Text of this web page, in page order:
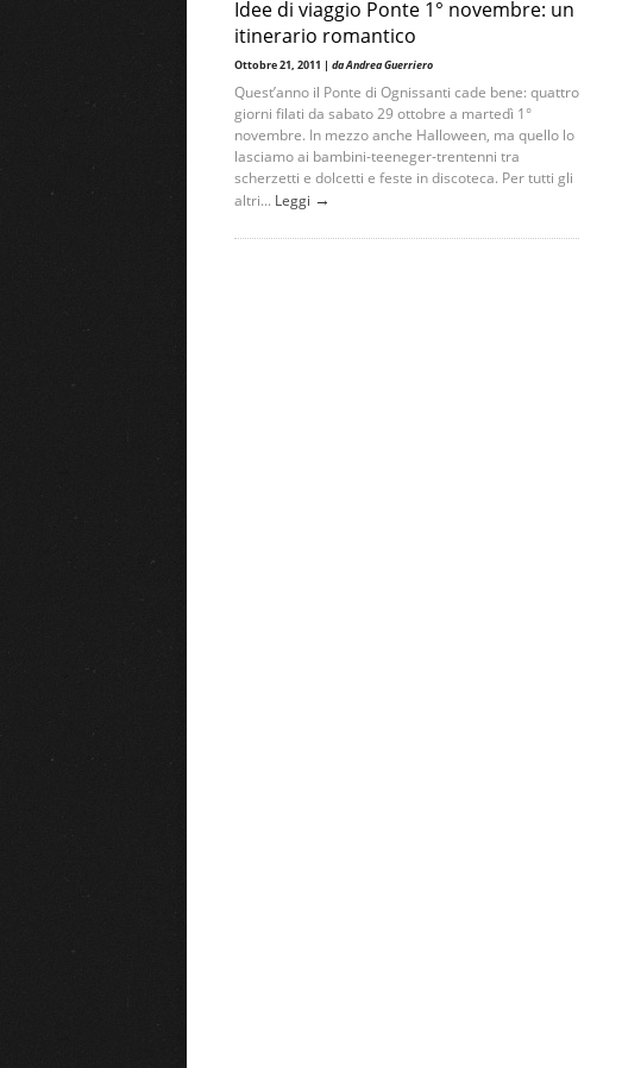
Idee di viaggio Ponte 1° novembre: un
itinerario romantico
Ottobre 21, 2011 | da Andrea Guerriero
Quest’anno il Ponte di Ognissanti cade bene: quattro
giorni filati da sabato 29 ottobre a martedì 1°
novembre. In mezzo anche Halloween, ma quello lo
lasciamo ai bambini-teeneger-trentenni tra
scherzetti e dolcetti e feste in discoteca. Per tutti gli
altri... Leggi →